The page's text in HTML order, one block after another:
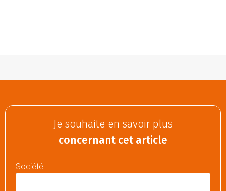
Je souhaite en savoir plus
concernant cet article
Société